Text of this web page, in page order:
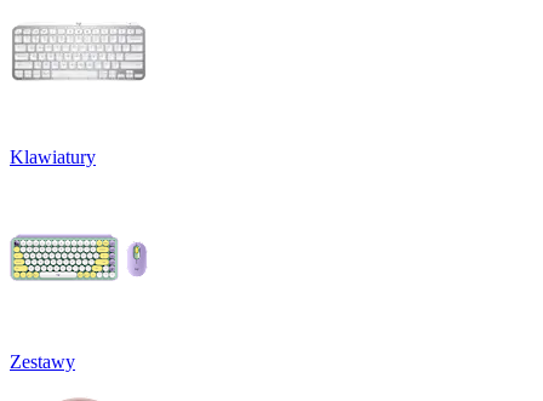
Klawiatury
Zestawy